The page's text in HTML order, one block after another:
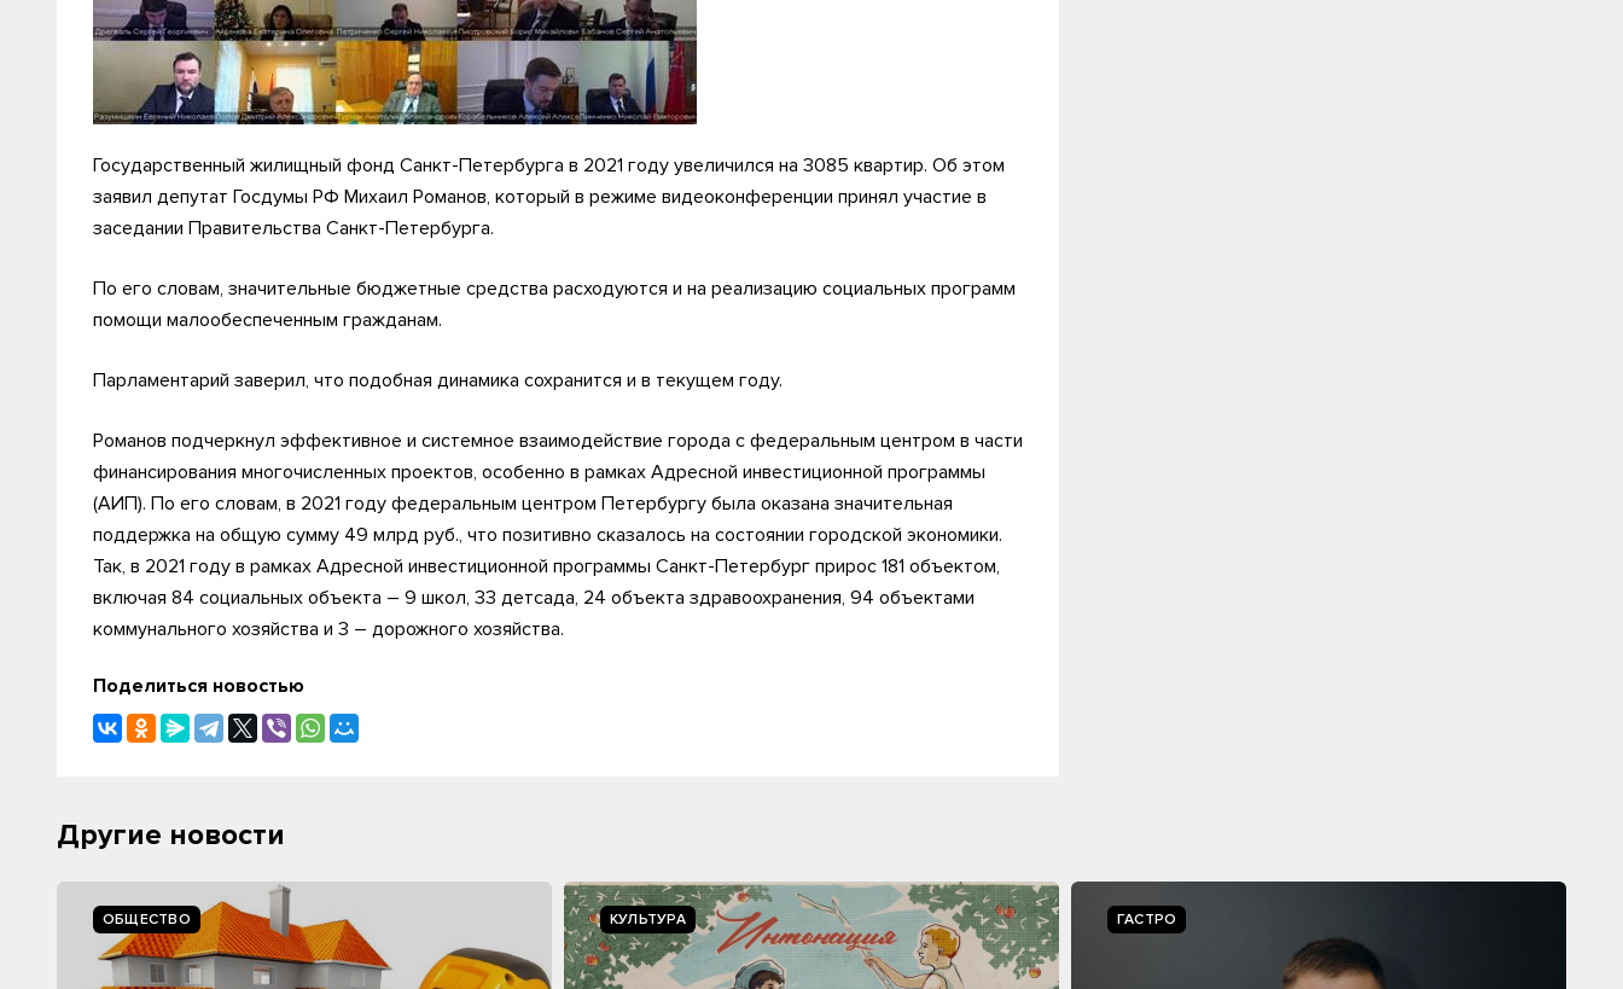
Государственный жилищный фонд Санкт-Петербурга в 2021 году увеличился на 3085 квартир. Об этом
заявил депутат Госдумы РФ Михаил Романов, который в режиме видеоконференции принял участие в
заседании Правительства Санкт-Петербурга.
По его словам, значительные бюджетные средства расходуются и на реализацию социальных программ
помощи малообеспеченным гражданам.
Парламентарий заверил, что подобная динамика сохранится и в текущем году.
Романов подчеркнул эффективное и системное взаимодействие города с федеральным центром в части
финансирования многочисленных проектов, особенно в рамках Адресной инвестиционной программы
(АИП). По его словам, в 2021 году федеральным центром Петербургу была оказана значительная
поддержка на общую сумму 49 млрд руб., что позитивно сказалось на состоянии городской экономики.
Так, в 2021 году в рамках Адресной инвестиционной программы Санкт-Петербург прирос 181 объектом,
включая 84 социальных объекта – 9 школ, 33 детсада, 24 объекта здравоохранения, 94 объектами
коммунального хозяйства и 3 – дорожного хозяйства.
Поделиться новостью
Другие новости
ОБЩЕСТВО КУЛЬТУРА ГАСТРО